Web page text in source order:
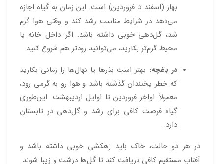
بهار (اسفند تا فروردین) است. این زمان به گیاه اجازه
می‌دهد در شرایط مناسب رشد کند و وقتی هوا گرم
شد، گل‌دهی خوبی داشته باشد. اگر داخل خانه یا
محیط گرم‌تر بکارید، می‌توانید زودتر هم شروع کنید.
در باغچه: بهتر است بذرها یا نهال‌ها را زمانی بکارید
که خطر یخبندان گذشته باشد و هوا رو به گرمی رود،
معمولاً اواخر فروردین تا اوایل اردیبهشت. این‌طوری
گیاه فرصت کافی برای رشد و گل‌دهی در تابستان
دارد.
در هر دو حالت، خاک باید زهکشی خوبی داشته باشد و
آفتاب مستقیم کافی دریافت کند تا گل‌ها درشت و زیبا شوند.